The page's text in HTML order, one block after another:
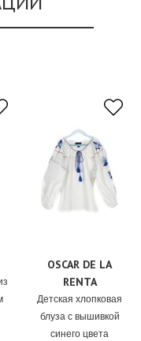
OSCAR DE LA
RENTA
Детская хлопковая
блуза с вышивкой
синего цвета